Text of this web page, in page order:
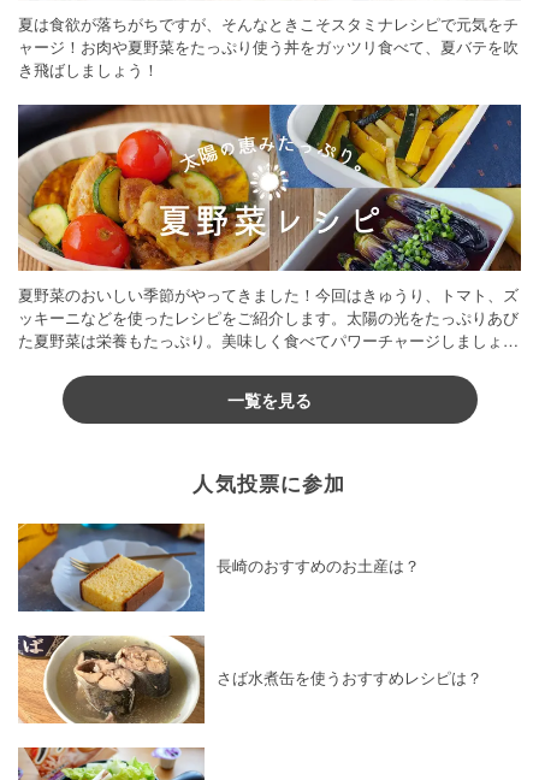
夏は食欲が落ちがちですが、そんなときこそスタミナレシピで元気をチ
ャージ！お肉や夏野菜をたっぷり使う丼をガッツリ食べて、夏バテを吹
き飛ばしましょう！
夏野菜のおいしい季節がやってきました！今回はきゅうり、トマト、ズ
ッキーニなどを使ったレシピをご紹介します。太陽の光をたっぷりあび
た夏野菜は栄養もたっぷり。美味しく食べてパワーチャージしましょう
一覧を見る
人気投票に参加
長崎のおすすめのお土産は？
さば水煮缶を使うおすすめレシピは？